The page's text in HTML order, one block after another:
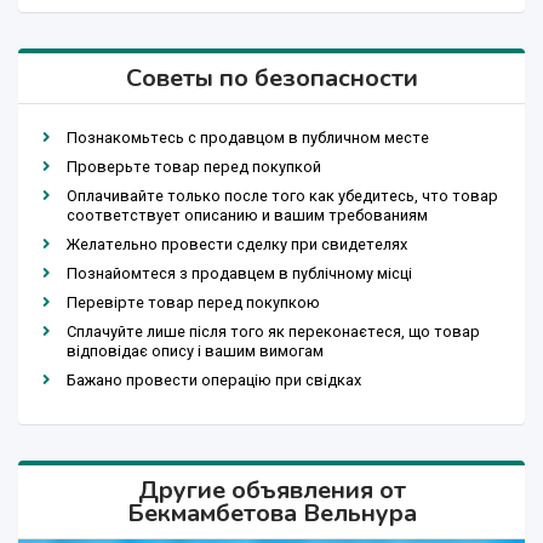
Советы по безопасности
Познакомьтесь с продавцом в публичном месте
Проверьте товар перед покупкой
Оплачивайте только после того как убедитесь, что товар
соответствует описанию и вашим требованиям
Желательно провести сделку при свидетелях
Познайомтеся з продавцем в публічному місці
Перевірте товар перед покупкою
Сплачуйте лише після того як переконаєтеся, що товар
відповідає опису і вашим вимогам
Бажано провести операцію при свідках
Другие объявления от
Бекмамбетова Вельнура